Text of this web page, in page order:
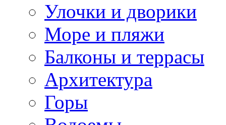
Улочки и дворики
Море и пляжи
Балконы и террасы
Архитектура
Горы